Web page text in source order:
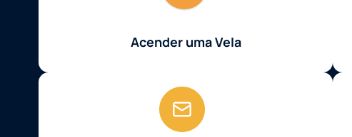
Acender uma Vela